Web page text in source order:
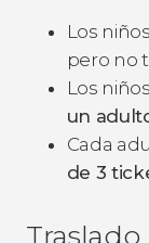
Los niños
pero no
Los
un
Cada
de 3